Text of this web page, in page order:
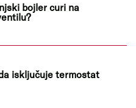
bojler curi na
isključuje termostat